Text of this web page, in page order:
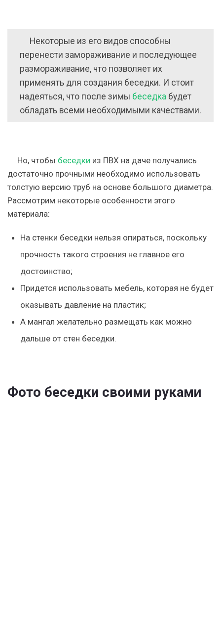
Некоторые из его видов способны
перенести замораживание и последующее
размораживание, что позволяет их
применять для создания беседки. И стоит
надеяться, что после зимы беседка будет
обладать всеми необходимыми качествами.
Но, чтобы беседки из ПВХ на даче получались
достаточно прочными необходимо использовать
толстую версию труб на основе большого диаметра.
Рассмотрим некоторые особенности этого
материала:
На стенки беседки нельзя опираться, поскольку
прочность такого строения не главное его
достоинство;
Придется использовать мебель, которая не будет
оказывать давление на пластик;
А мангал желательно размещать как можно
дальше от стен беседки.
Фото беседки своими руками